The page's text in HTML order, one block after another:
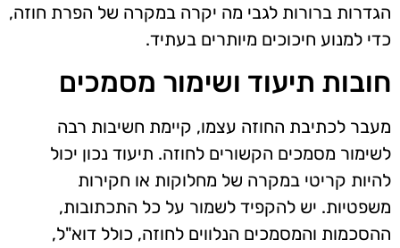
הגדרות ברורות לגבי מה יקרה במקרה של הפרת חוזה,
כדי למנוע חיכוכים מיותרים בעתיד.
חובות תיעוד ושימור מסמכים
מעבר לכתיבת החוזה עצמו, קיימת חשיבות רבה
לשימור מסמכים הקשורים לחוזה. תיעוד נכון יכול
להיות קריטי במקרה של מחלוקות או חקירות
משפטיות. יש להקפיד לשמור על כל התכתובות,
ההסכמות והמסמכים הנלווים לחוזה, כולל דוא"ל,